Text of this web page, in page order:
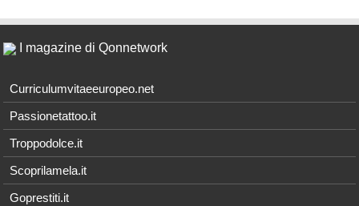
I magazine di Qonnetwork
Curriculumvitaeeuropeo.net
Passionetattoo.it
Troppodolce.it
Scoprilamela.it
Goprestiti.it